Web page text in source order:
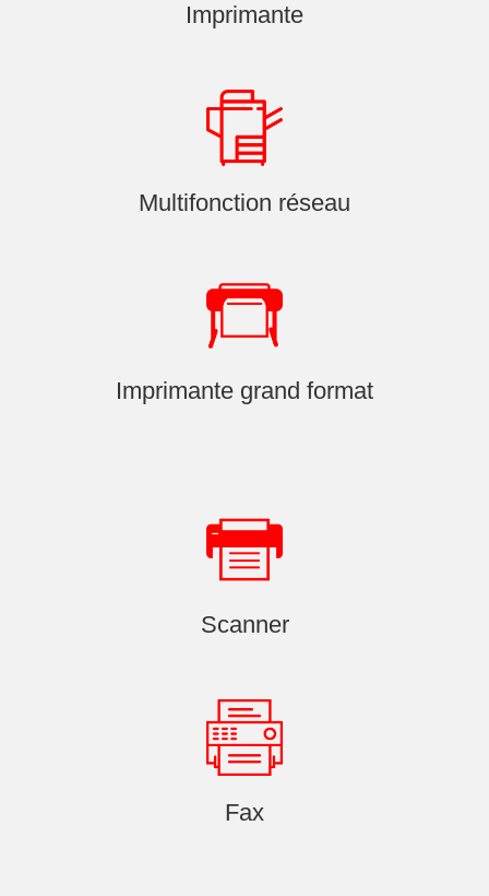
Imprimante
Multifonction réseau
Imprimante grand format
Scanner
Fax